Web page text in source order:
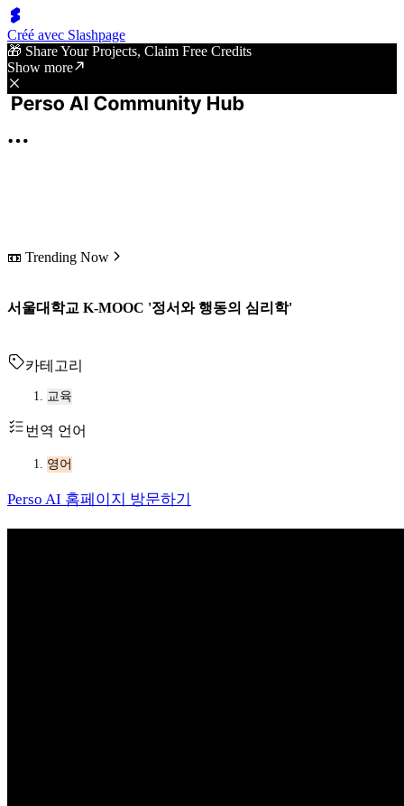
Créé avec Slashpage
🎁 Share Your Projects, Claim Free Credits
Show more
📼 Trending Now
서울대학교 K-MOOC '정서와 행동의 심리학'
카테고리
교육
번역 언어
영어
Perso AI 홈페이지 방문하기